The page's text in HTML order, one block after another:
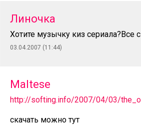
Линочка
Хотите музычку киз сериала?Все
03.04.2007 (11:44)
Maltese
http://softing.info/2007/04/03/
скачать можно тут